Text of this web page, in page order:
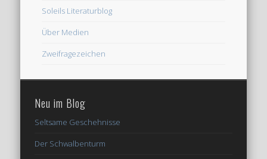
Soleils Literaturblog
Über Medien
Zweifragezeichen
Neu im Blog
Seltsame Geschehnisse
Der Schwalbenturm